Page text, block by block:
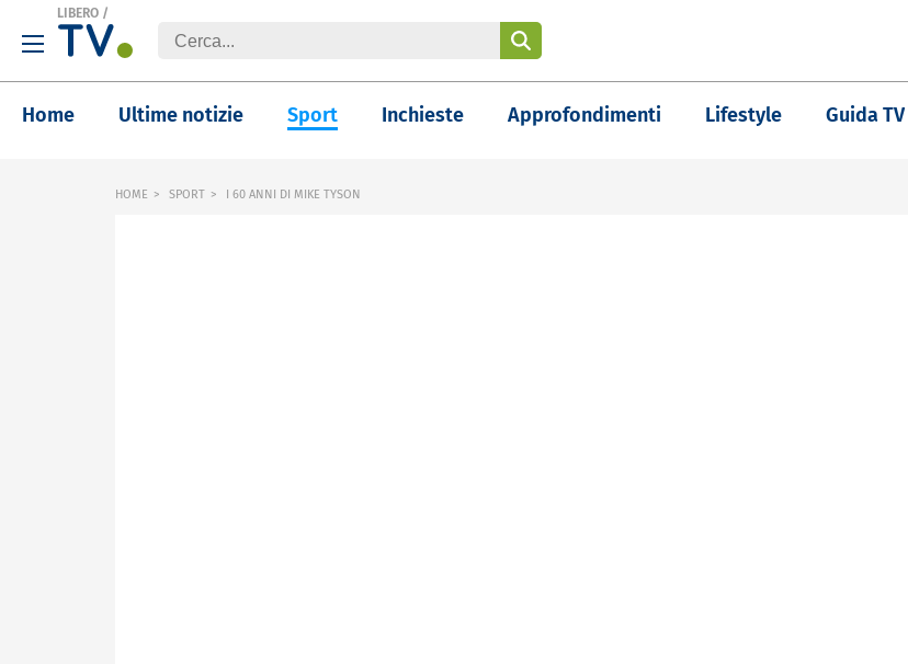
LIBERO /
Home Ultime notizie Sport Inchieste Approfondimenti Lifestyle Guida TV
HOME SPORT I 60 ANNI DI MIKE TYSON